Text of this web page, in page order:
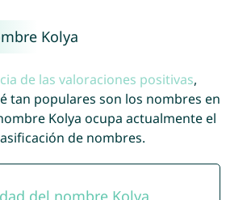
Kolya
de las valoraciones positivas,
tan populares son los nombres en
Kolya ocupa actualmente el
de nombres.